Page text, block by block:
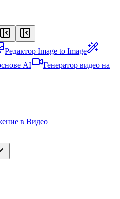
Редактор Image to Image
AI
Генератор видео на
в Видео